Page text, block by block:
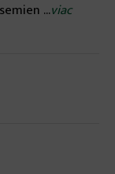
...viac